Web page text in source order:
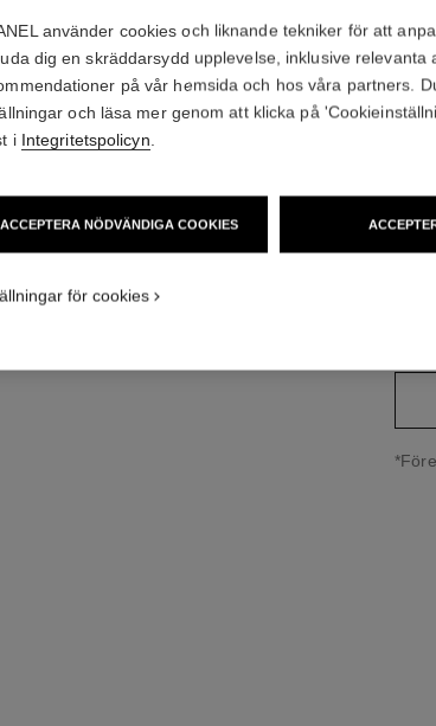
Se
Ref.
↩
använder cookies och liknande tekniker för att
dig en skräddarsydd upplevelse, inklusive relevanta
på vår hemsida och hos våra partners.
och läsa mer genom att klicka på
i Integritetspolicyn
ACCEPTERA NÖDVÄNDIGA COOKIES
för cookies